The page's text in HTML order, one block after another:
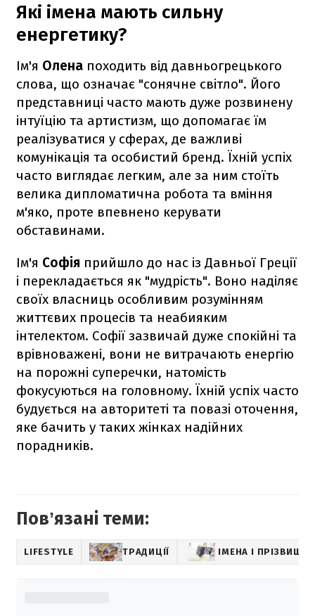
Які імена мають сильну
енергетику?
Ім'я Олена походить від давньогрецького
слова, що означає "сонячне світло". Його
представниці часто мають дуже розвинену
інтуїцію та артистизм, що допомагає їм
реалізуватися у сферах, де важливі
комунікація та особистий бренд. Їхній успіх
часто виглядає легким, але за ним стоїть
велика дипломатична робота та вміння
м'яко, проте впевнено керувати
обставинами.
Ім'я Софія прийшло до нас із Давньої Греції
і перекладається як "мудрість". Воно наділяє
своїх власниць особливим розумінням
життєвих процесів та неабияким
інтелектом. Софії зазвичай дуже спокійні та
врівноважені, вони не витрачають енергію
на порожні суперечки, натомість
фокусуються на головному. Їхній успіх часто
будується на авторитеті та повазі оточення,
яке бачить у таких жінках надійних
порадників.
Повʼязані теми:
LIFESTYLE ТРАДИЦІЇ ІМЕНА І ПРІЗВИЩА